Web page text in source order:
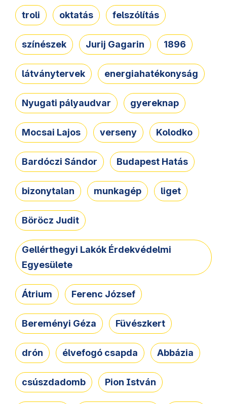
troli oktatás felszólítás
színészek Jurij Gagarin 1896
látványtervek energiahatékonyság
Nyugati pályaudvar gyereknap
Mocsai Lajos verseny Kolodko
Bardóczi Sándor Budapest Hatás
bizonytalan munkagép liget
Böröcz Judit
Gellérthegyi Lakók Érdekvédelmi
Egyesülete
Átrium Ferenc József
Bereményi Géza Füvészkert
drón élvefogó csapda Abbázia
csúszdadomb Pion István